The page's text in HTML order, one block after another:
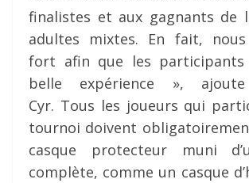
finalistes et aux gagnants de
adultes mixtes. En fait,
fort afin que les participants
belle expérience »,
Cyr. Tous les joueurs qui
tournoi doivent
casque protecteur muni
complète, comme un casque